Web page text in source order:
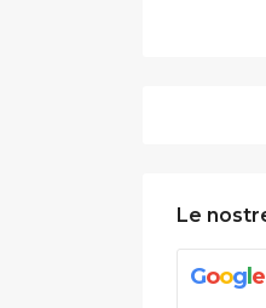
Le
Googl e